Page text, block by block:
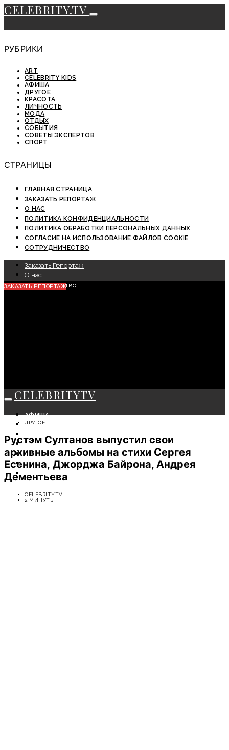
CELEBRITY.TV
РУБРИКИ
ART
CELEBRITY KIDS
АФИША
ДРУГОЕ
КРАСОТА
ЛИЧНОСТЬ
МОДА
ОТДЫХ
СОБЫТИЯ
СОВЕТЫ ЭКСПЕРТОВ
СПОРТ
СТРАНИЦЫ
ГЛАВНАЯ СТРАНИЦА
ЗАКАЗАТЬ РЕПОРТАЖ
О НАС
ПОЛИТИКА КОНФИДЕНЦИАЛЬНОСТИ
ПОЛИТИКА ОБРАБОТКИ ПЕРСОНАЛЬНЫХ ДАННЫХ
СОГЛАСИЕ НА ИСПОЛЬЗОВАНИЕ ФАЙЛОВ COOKIE
СОТРУДНИЧЕСТВО
Заказать Репортаж
О нас
Сотрудничество
ЗАКАЗАТЬ РЕПОРТАЖ
CELEBRITYTV
АФИША
СОБЫТИЯ
КРАСОТА
МОДА
ЛИЧНОСТЬ
ОТДЫХ
СОВЕТЫ ЭКСПЕРТОВ
ДРУГОЕ
Рустэм Султанов выпустил свои
архивные альбомы на стихи Сергея
Есенина, Джорджа Байрона, Андрея
Дементьева
CELEBRITYTV
2 МИНУТЫ